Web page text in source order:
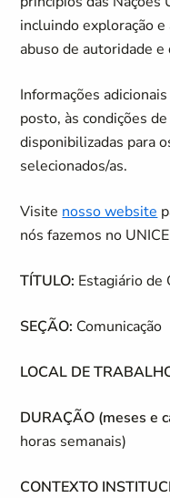
incluindo exploração
abuso de autoridade e
Informações
posto, às condições
disponibilizadas para
selecionados/as.
Visite nosso website
nós fazemos no
TÍTULO: Estagiário de
SEÇÃO: Comunicação
LOCAL DE
DURAÇÃO (meses e
horas semanais)
CONTEXTO